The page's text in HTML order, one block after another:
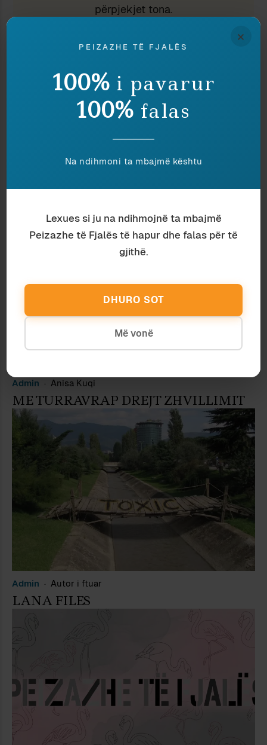
përpjekjet tona.
Peizazhe të fjalës
TË NGJASHME
Admin Anisa Kuqi
ME TURRAVRAP DREJT ZHVILLIMIT
Admin Autor i ftuar
LANA FILES
×
PEIZAZHE TË FJALËS
100% i pavarur
100% falas
Na ndihmoni ta mbajmë kështu
Lexues si ju na ndihmojnë ta mbajmë
Peizazhe të Fjalës të hapur dhe falas për të
gjithë.
DHURO SOT
Më vonë